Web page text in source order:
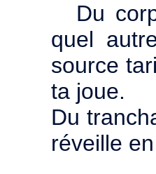
Du
quel
source
ta joue.
Du
réveille